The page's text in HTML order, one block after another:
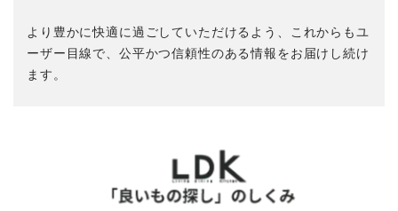
より豊かに快適に過ごしていただけるよう、これからもユ
ーザー目線で、公平かつ信頼性のある情報をお届けし続け
ます。